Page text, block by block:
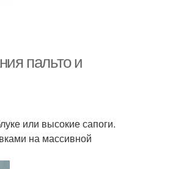
пальто и
или высокие сапоги.
на массивной